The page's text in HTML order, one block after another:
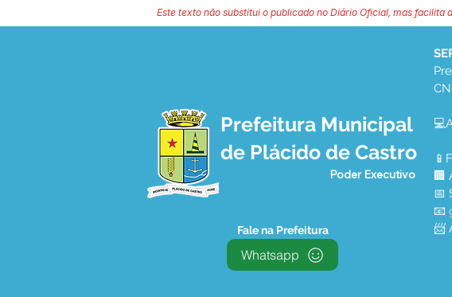
Este texto não substitui o publicado no Diário Oficial, mas facilita
Prefeitura Municipal
de Plácido de Castro
Poder Executivo
Fale na Prefeitura
Whatsapp
🏢
📅
📧
📨